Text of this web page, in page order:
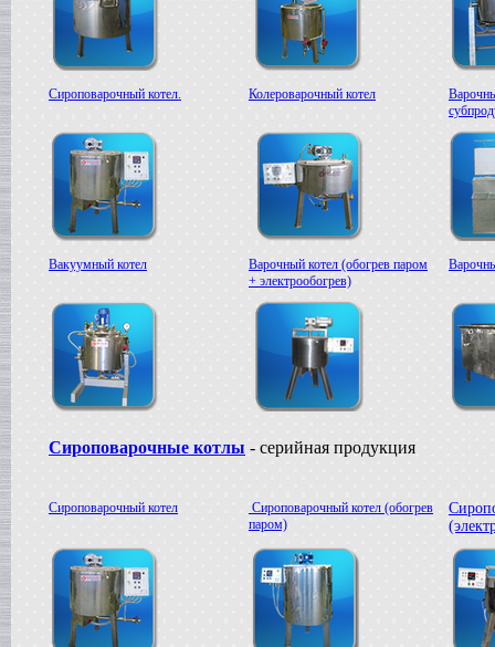
Сироповарочный котел. Колероварочный котел
Вакуумный котел
Варочный котел (обогрев паром
+ электрообогрев)
Сироповарочные котлы - серийная продукция
Сироповарочный котел
Сироповарочный котел (обогрев
паром)